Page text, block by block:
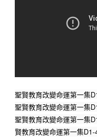
聖賢教育改變命運第一集
聖賢教育改變命運第一集
聖賢教育改變命運第一集
賢教育改變命運第一集D1-